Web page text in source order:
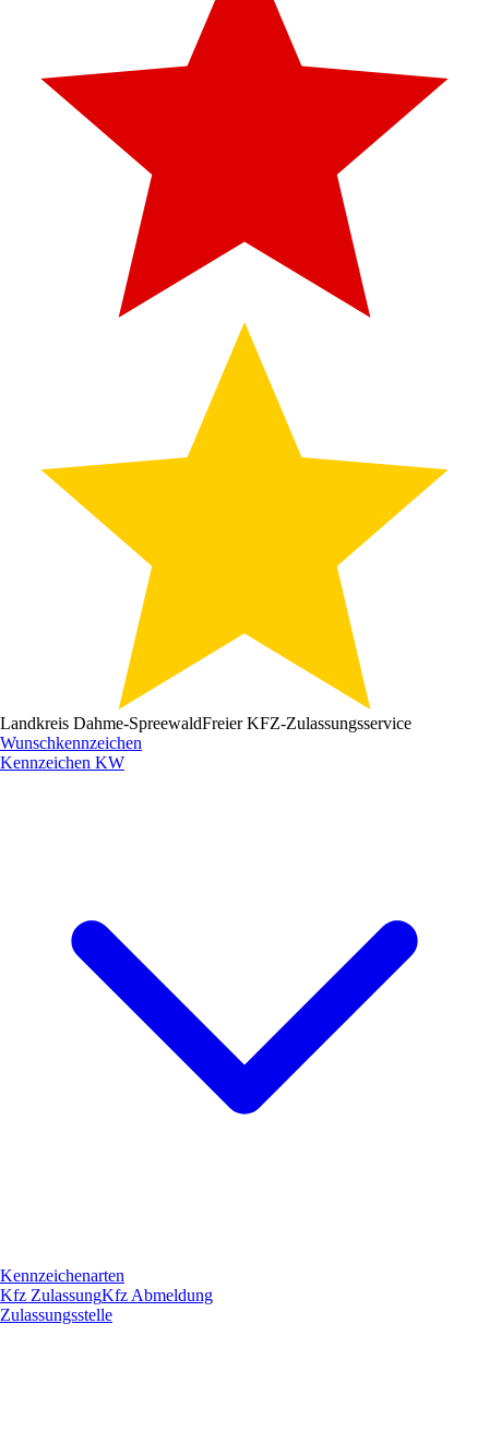
Landkreis Dahme-SpreewaldFreier KFZ-Zulassungsservice
Wunschkennzeichen
Kennzeichen KW
Kennzeichenarten
Kfz ZulassungKfz Abmeldung
Zulassungsstelle